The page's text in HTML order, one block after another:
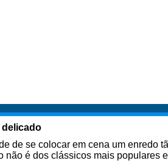
delicado
de se colocar em cena um enredo
não é dos clássicos mais populares